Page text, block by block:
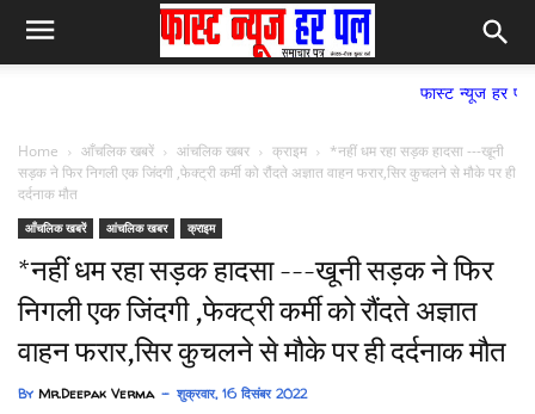
फास्ट न्यूज हर पल समाचार पत्र,
Home आँचलिक खबरें आंचलिक खबर क्राइम
*नहीं धम रहा सड़क हादसा ---खूनी
सड़क ने फिर निगली एक जिंदगी ,फेक्ट्री कर्मी को रौंदते अज्ञात वाहन फरार,सिर कुचलने से मौके पर ही
दर्दनाक मौत
आँचलिक खबरें आंचलिक खबर क्राइम
*नहीं धम रहा सड़क हादसा ---खूनी सड़क ने फिर
निगली एक जिंदगी ,फेक्ट्री कर्मी को रौंदते अज्ञात
वाहन फरार,सिर कुचलने से मौके पर ही दर्दनाक मौत
By Mr.Deepak Verma शुक्रवार, 16 दिसंबर 2022